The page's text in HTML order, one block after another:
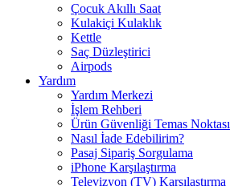
Çocuk Akıllı Saat
Kulakiçi Kulaklık
Kettle
Saç Düzleştirici
Airpods
Yardım
Yardım Merkezi
İşlem Rehberi
Ürün Güvenliği Temas Noktası
Nasıl İade Edebilirim?
Pasaj Sipariş Sorgulama
iPhone Karşılaştırma
Televizyon (TV) Karşılaştırma